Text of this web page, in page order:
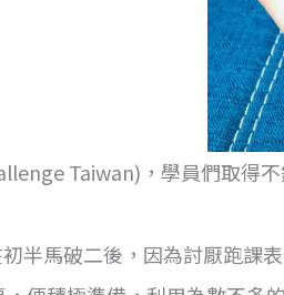
Taiwan)，學員們取得
半馬破二後，因為討厭跑課